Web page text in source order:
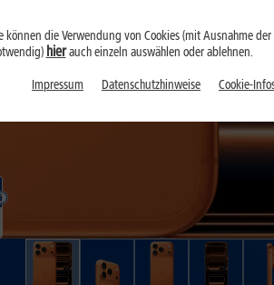
können die Verwendung von Cookies (mit Ausnahme
hierauch einzeln auswählen oder ablehnen.
Impressum Datenschutzhinweise Cookie-